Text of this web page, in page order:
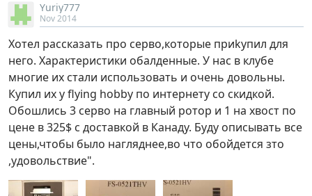
Yuriy777
Nov 2014
Хотел рассказать про серво,которые приkупил для
него. Характеристики обалденные. У нас в клубе
многие их стали использовать и очень довольны.
Купил их у flying hobby по интернету со скидкой.
Обошлись 3 серво на главный ротор и 1 на хвост по
цене в 325$ с доставкой в Канаду. Буду описывать все
цены,чтобы было нагляднее,во что обойдется зто
,удовольствие".